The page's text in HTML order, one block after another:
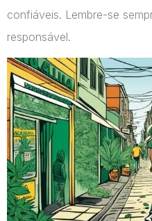
confiáveis. Lembre-se
responsável.